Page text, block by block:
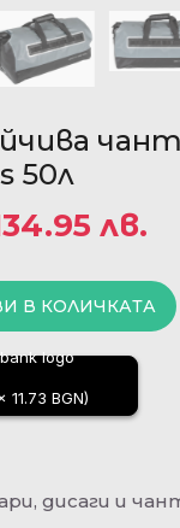
50л
лв.
В КОЛИЧКАТА
11.73 BGN)
дисаги и